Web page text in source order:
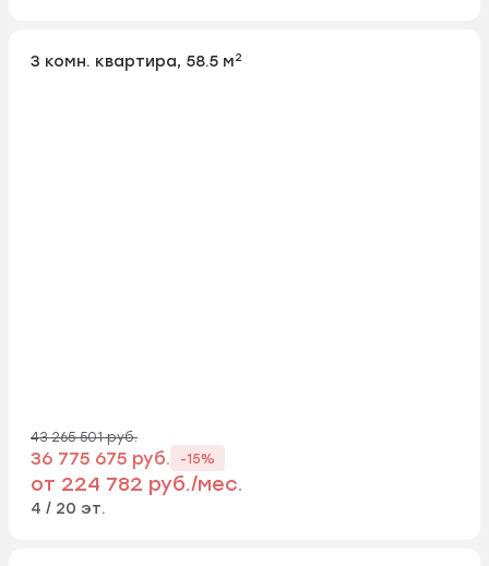
3 комн. квартира, 58.5 м2
43 265 501 руб.
36 775 675 руб. -15%
от 224 782 руб./мес.
4 / 20 эт.